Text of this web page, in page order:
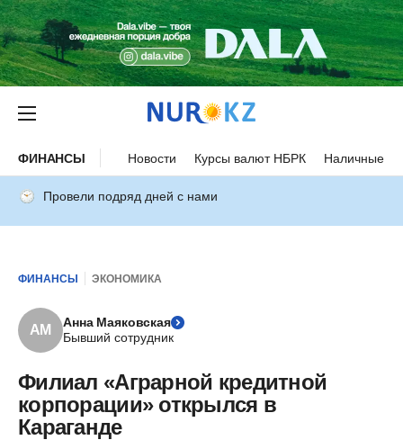
ФИНАНСЫ Новости Курсы валют НБРК Наличные
Провели подряд дней с нами
ФИНАНСЫ ЭКОНОМИКА
АМ
Анна Маяковская
Бывший сотрудник
Филиал «Аграрной кредитной
корпорации» открылся в
Караганде